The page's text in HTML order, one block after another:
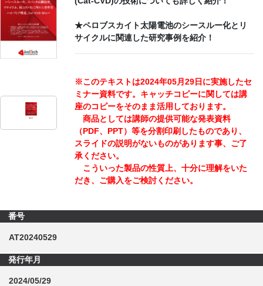
★ペロブスカイト太陽電池のシースルー化とリ
サイクルに関連した研究事例を紹介！
※このテキストは2024年05月29日に実施したセ
ミナー資料です。キャッチコピーに関しては講
座のコピーをそのまま活用しております。
商品としては講師の提供可能な発表資料
（PDF、PPT）等を分割印刷したものであり、
スライドの説明がないものがあります事、ご了
承ください。
こういった製品の性質上、十分に理解をいた
だき、ご購入をご検討ください。
番号
AT20240529
発行年月
2024/05/29